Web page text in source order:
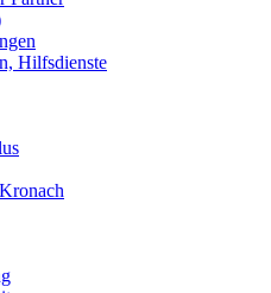
Hilfsdienste